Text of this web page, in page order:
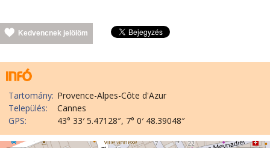
Kedvencnek jelölöm
Tartomány: Provence-Alpes-Côte d'Azur
Település:
Cannes
GPS:
43° 33′ 5.47128″, 7° 0′ 48.39048″